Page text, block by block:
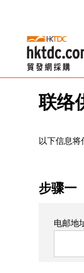
联络
以下信息将
步骤一
电邮地